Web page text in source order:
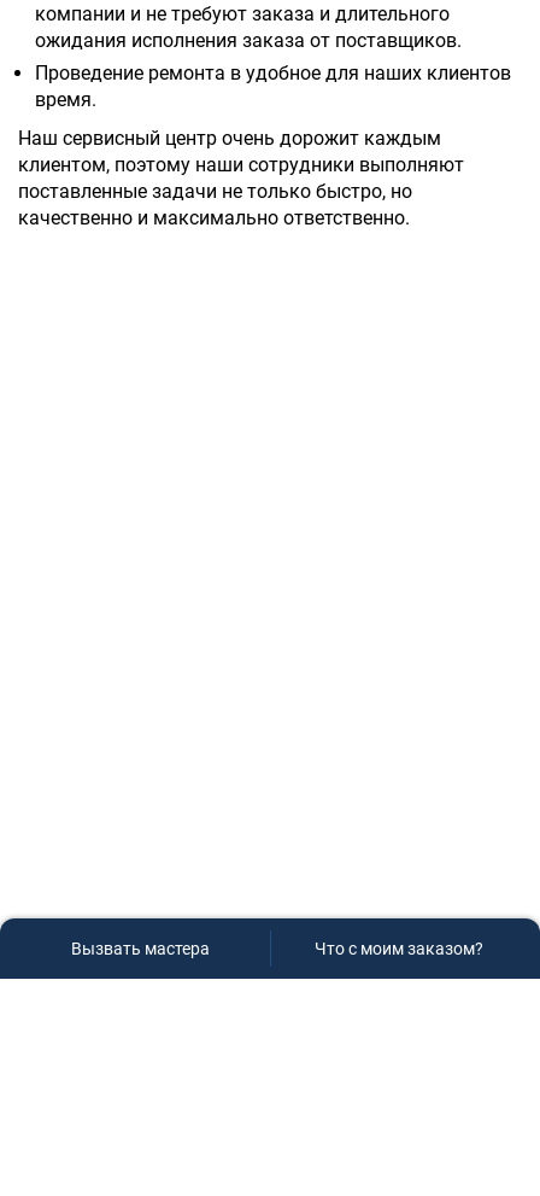
компании и не требуют заказа и длительного
ожидания исполнения заказа от поставщиков.
Проведение ремонта в удобное для наших клиентов
время.
Наш сервисный центр очень дорожит каждым
клиентом, поэтому наши сотрудники выполняют
поставленные задачи не только быстро, но
качественно и максимально ответственно.
Вызвать мастера Что с моим заказом?